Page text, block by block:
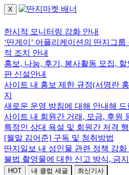
X
한시적 모니터링 강화 안내
‘딴게이’ 어플리케이션의 딴지그
적 조치 안내
홍보, 나눔, 후기, 봉사활동 모집,
판 신설안내
사이트 내 홍보 제한 규정(서명란
지
새로운 운영 방침에 대해 안내해 드
사이트 내 회원간 거래, 모금, 후원
특정인 상대 욕설 및 회원간 저격
[월말 김어준] 구독 및 청취방법
딴지일보 내 성인물 관련 정책 강화
불법 촬영물에 대한 신고 방식, 금
HOT 내 클럽 새글 최신기사